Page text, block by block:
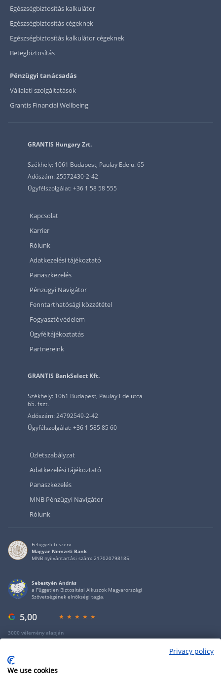
Egészségbiztosítás kalkulátor
Egészségbiztosítás cégeknek
Egészségbiztosítás kalkulátor cégeknek
Betegbiztosítás
Pénzügyi tanácsadás
Vállalati szolgáltatások
Grantis Financial Wellbeing
GRANTIS Hungary Zrt.
Székhely: 1061 Budapest, Paulay Ede u. 65
Adószám: 25572430-2-42
Ügyfélszolgálat: +36 1 58 58 555
Kapcsolat
Karrier
Rólunk
Adatkezelési tájékoztató
Panaszkezelés
Pénzügyi Navigátor
Fenntarthatósági közzététel
Fogyasztóvédelem
Ügyféltájékoztatás
Partnereink
GRANTIS BankSelect Kft.
Székhely: 1061 Budapest, Paulay Ede utca
65. fszt.
Adószám: 24792549-2-42
Ügyfélszolgálat: +36 1 585 85 60
Üzletszabályzat
Adatkezelési tájékoztató
Panaszkezelés
MNB Pénzügyi Navigátor
Rólunk
Felügyeleti szerv
Magyar Nemzeti Bank
MNB nyilvántartási szám: 217020798185
Sebestyén András
a Független Biztosítási Alkuszok Magyarországi
Szövetségének elnökségi tagja.
5,00
3000 vélemény alapján
Copyright 2009 - 2026 - Minden jog fenntartva - GRANTIS Hungary Zrt
Privacy policy
We use cookies